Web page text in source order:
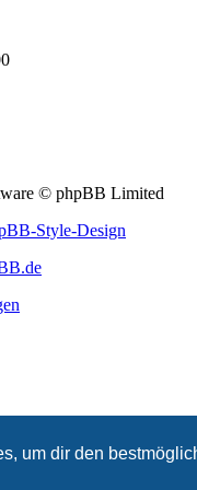
um dir den
© phpBB Limited
Style-Design